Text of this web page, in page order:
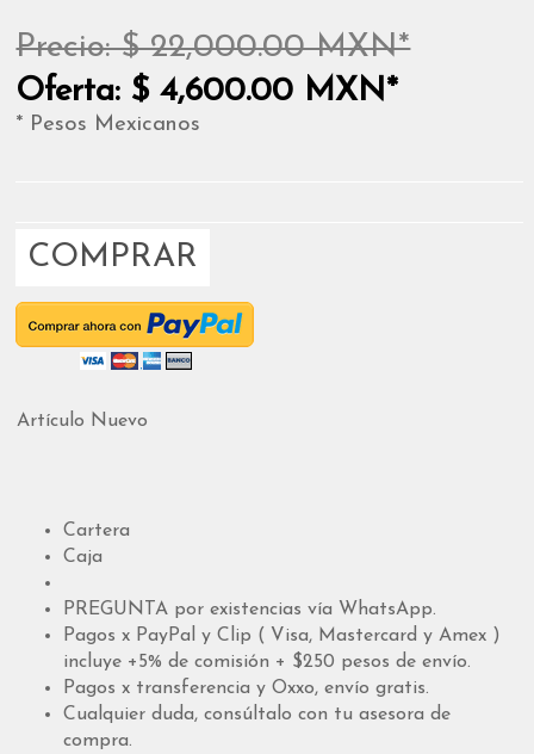
Precio: $ 22,000.00 MXN*
Oferta: $ 4,600.00 MXN*
* Pesos Mexicanos
COMPRAR
Artículo Nuevo
Cartera
Caja
PREGUNTA por existencias vía WhatsApp.
Pagos x PayPal y Clip ( Visa, Mastercard y Amex )
incluye +5% de comisión + $250 pesos de envío.
Pagos x transferencia y Oxxo, envío gratis.
Cualquier duda, consúltalo con tu asesora de
compra.